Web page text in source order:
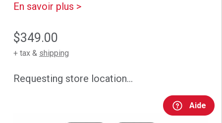
En savoir plus >
$349.00
+ tax & shipping
Requesting store location...
Aide